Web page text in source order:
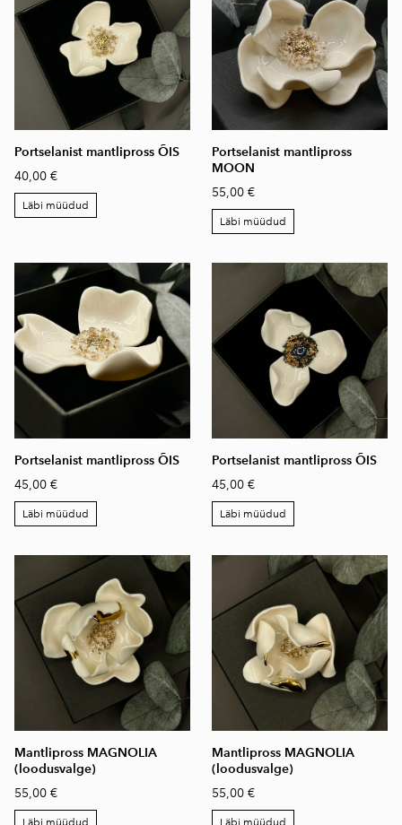
Portselanist mantlipross ÕIS
40,00 €
Läbi müüdud
Portselanist mantlipross
MOON
55,00 €
Läbi müüdud
Portselanist mantlipross ÕIS
45,00 €
Läbi müüdud
Portselanist mantlipross ÕIS
45,00 €
Läbi müüdud
Mantlipross MAGNOLIA
(loodusvalge)
55,00 €
Läbi müüdud
Mantlipross MAGNOLIA
(loodusvalge)
55,00 €
Läbi müüdud